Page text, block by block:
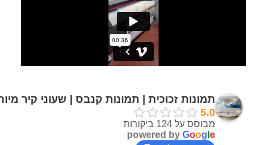
תמונות זכוכית | תמונות קנבס | שעוני קיר
5.0
מבוסס על 124 ביקורות
powered by Goog e